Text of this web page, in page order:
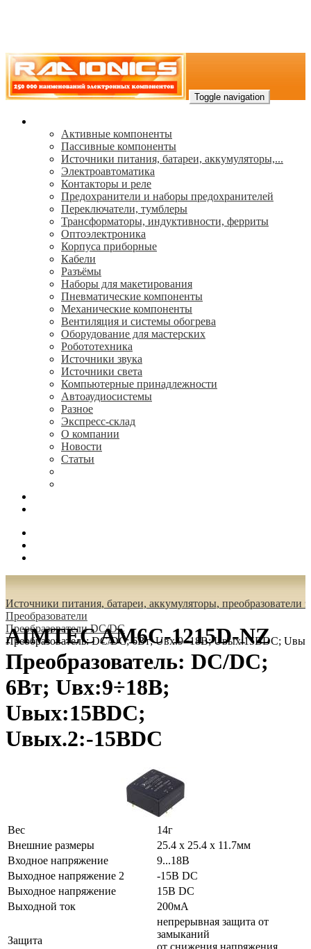
Toggle navigation
Активные компоненты
Пассивные компоненты
Источники питания, батареи, аккумуляторы,...
Электроавтоматика
Контакторы и реле
Предохранители и наборы предохранителей
Переключатели, тумблеры
Трансформаторы, индуктивности, ферриты
Oптоэлектроника
Корпуса приборные
Кабели
Разъёмы
Наборы для макетирования
Пневматические компоненты
Механические компоненты
Вентиляция и системы обогрева
Оборудование для мастерских
Робототехника
Источники звука
Источники света
Компьютерные принадлежности
Автоаудиосистемы
Разное
Экспресс-склад
О компании
Новости
Статьи
Источники питания, батареи, аккумуляторы, преобразователи
Преобразователи
Преобразователи DC/DC
Преобразователь: DC/DC; 6Вт; Uвх:9÷18В; Uвых:15ВDC;
AIMTEC AM6C-1215D-NZ
Преобразователь: DC/DC;
6Вт; Uвх:9÷18В;
Uвых:15ВDC;
Uвых.2:-15ВDC
Вес
14г
Внешние размеры
25.4 x 25.4 x 11.7мм
Входное напряжение
9...18В
Выходное напряжение 2
-15В DC
Выходное напряжение
15В DC
Выходной ток
200мА
Защита
непрерывная защита от
замыканий
от снижения напряжения